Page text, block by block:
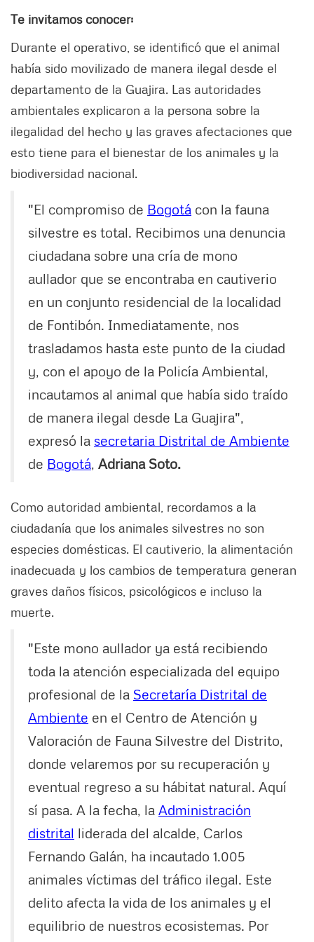
Te invitamos conocer:
Durante el operativo, se identificó que el animal
había sido movilizado de manera ilegal desde el
departamento de la Guajira. Las autoridades
ambientales explicaron a la persona sobre la
ilegalidad del hecho y las graves afectaciones que
esto tiene para el bienestar de los animales y la
biodiversidad nacional.
"El compromiso de Bogotá con la fauna
silvestre es total. Recibimos una denuncia
ciudadana sobre una cría de mono
aullador que se encontraba en cautiverio
en un conjunto residencial de la localidad
de Fontibón. Inmediatamente, nos
trasladamos hasta este punto de la ciudad
y, con el apoyo de la Policía Ambiental,
incautamos al animal que había sido traído
de manera ilegal desde La Guajira",
expresó la secretaria Distrital de Ambiente
de Bogotá, Adriana Soto.
Como autoridad ambiental, recordamos a la
ciudadanía que los animales silvestres no son
especies domésticas. El cautiverio, la alimentación
inadecuada y los cambios de temperatura generan
graves daños físicos, psicológicos e incluso la
muerte.
"Este mono aullador ya está recibiendo
toda la atención especializada del equipo
profesional de la Secretaría Distrital de
Ambiente en el Centro de Atención y
Valoración de Fauna Silvestre del Distrito,
donde velaremos por su recuperación y
eventual regreso a su hábitat natural. Aquí
sí pasa. A la fecha, la Administración
distrital liderada del alcalde, Carlos
Fernando Galán, ha incautado 1.005
animales víctimas del tráfico ilegal. Este
delito afecta la vida de los animales y el
equilibrio de nuestros ecosistemas. Por